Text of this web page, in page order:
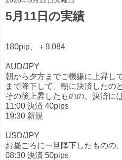
5月11日の実績
180pip、＋9,084
AUD/JPY
朝から夕方までご機嫌に上昇し
まで降下して、朝に決済したの
その後上昇したものの、決済に
11:00 決済 40pips
19:30 新規
USD/JPY
お昼ごろに一旦降下したものの
08:30 決済 50pips